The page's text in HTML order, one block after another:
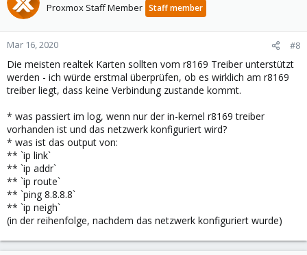
Proxmox Staff Member Staff member
Mar 16, 2020 #8
Die meisten realtek Karten sollten vom r8169 Treiber unterstützt
werden - ich würde erstmal überprüfen, ob es wirklich am r8169
treiber liegt, dass keine Verbindung zustande kommt.
* was passiert im log, wenn nur der in-kernel r8169 treiber
vorhanden ist und das netzwerk konfiguriert wird?
* was ist das output von:
** `ip link`
** `ip addr`
** `ip route`
** `ping 8.8.8.8`
** `ip neigh`
(in der reihenfolge, nachdem das netzwerk konfiguriert wurde)